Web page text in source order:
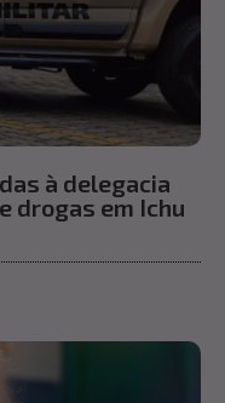
à delegacia
drogas em Ichu